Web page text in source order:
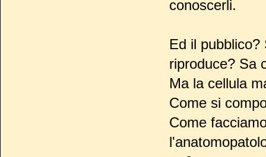
conoscerli.
Ed il
riproduce? Sa
Ma la cellula
Come si
Come